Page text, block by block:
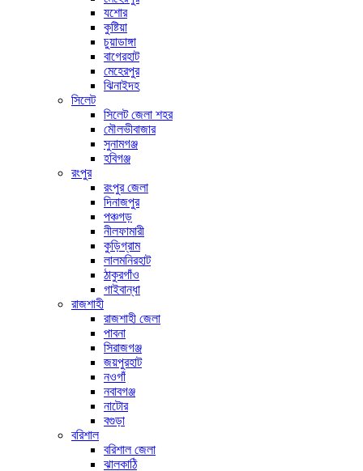
যশোর
কুষ্টিয়া
চুয়াডাঙ্গা
বাগেরহাট
মেহেরপুর
ঝিনাইদহ
সিলেট
সিলেট জেলা শহর
মৌলভীবাজার
সুনামগঞ্জ
হবিগঞ্জ
রংপুর
রংপুর জেলা
দিনাজপুর
পঞ্চগড়
নীলফামারী
কুড়িগ্রাম
লালমনিরহাট
ঠাকুরগাঁও
গাইবান্ধা
রাজশাহী
রাজশাহী জেলা
পাবনা
সিরাজগঞ্জ
জয়পুরহাট
নওগাঁ
নবাবগঞ্জ
নাটোর
বগুড়া
বরিশাল
বরিশাল জেলা
ঝালকাঠি